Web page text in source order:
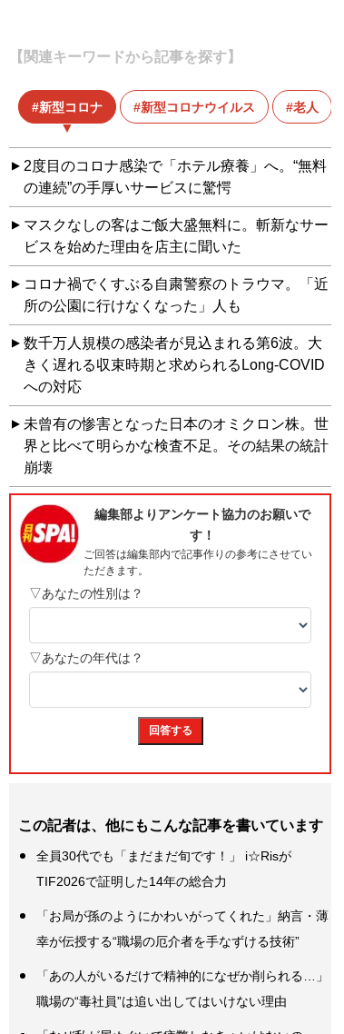
【関連キーワードから記事を探す】
新型コロナ 新型コロナウイルス 老人
2度目のコロナ感染で「ホテル療養」へ。“無料
の連続”の手厚いサービスに驚愕
マスクなしの客はご飯大盛無料に。斬新なサー
ビスを始めた理由を店主に聞いた
コロナ禍でくすぶる自粛警察のトラウマ。「近
所の公園に行けなくなった」人も
数千万人規模の感染者が見込まれる第6波。大
きく遅れる収束時期と求められるLong-COVID
への対応
未曾有の惨害となった日本のオミクロン株。世
界と比べて明らかな検査不足。その結果の統計
崩壊
この記者は、他にもこんな記事を書いています
全員30代でも「まだまだ旬です！」 i☆Risが
TIF2026で証明した14年の総合力
「お局が孫のようにかわいがってくれた」納言・薄
幸が伝授する“職場の厄介者を手なずける技術”
「あの人がいるだけで精神的になぜか削られる…」
職場の“毒社員”は追い出してはいけない理由